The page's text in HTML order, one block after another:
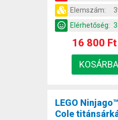
Elemszám:
Elérhetőség:
16 800 Ft
LEGO
Cole